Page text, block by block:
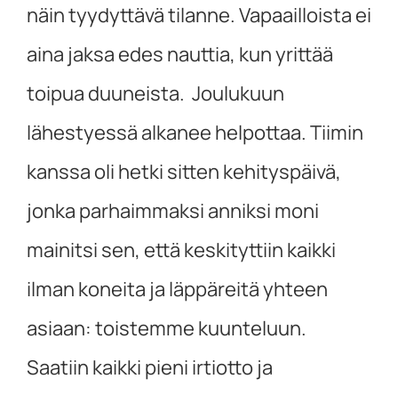
näin tyydyttävä tilanne. Vapaailloista ei
aina jaksa edes nauttia, kun yrittää
toipua duuneista. Joulukuun
lähestyessä alkanee helpottaa. Tiimin
kanssa oli hetki sitten kehityspäivä,
jonka parhaimmaksi anniksi moni
mainitsi sen, että keskityttiin kaikki
ilman koneita ja läppäreitä yhteen
asiaan: toistemme kuunteluun.
Saatiin kaikki pieni irtiotto ja